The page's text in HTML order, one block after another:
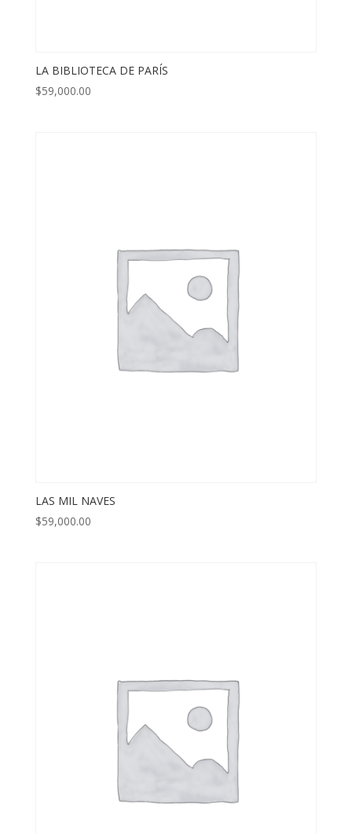
LA BIBLIOTECA DE PARÍS
$59,000.00
LAS MIL NAVES
$59,000.00